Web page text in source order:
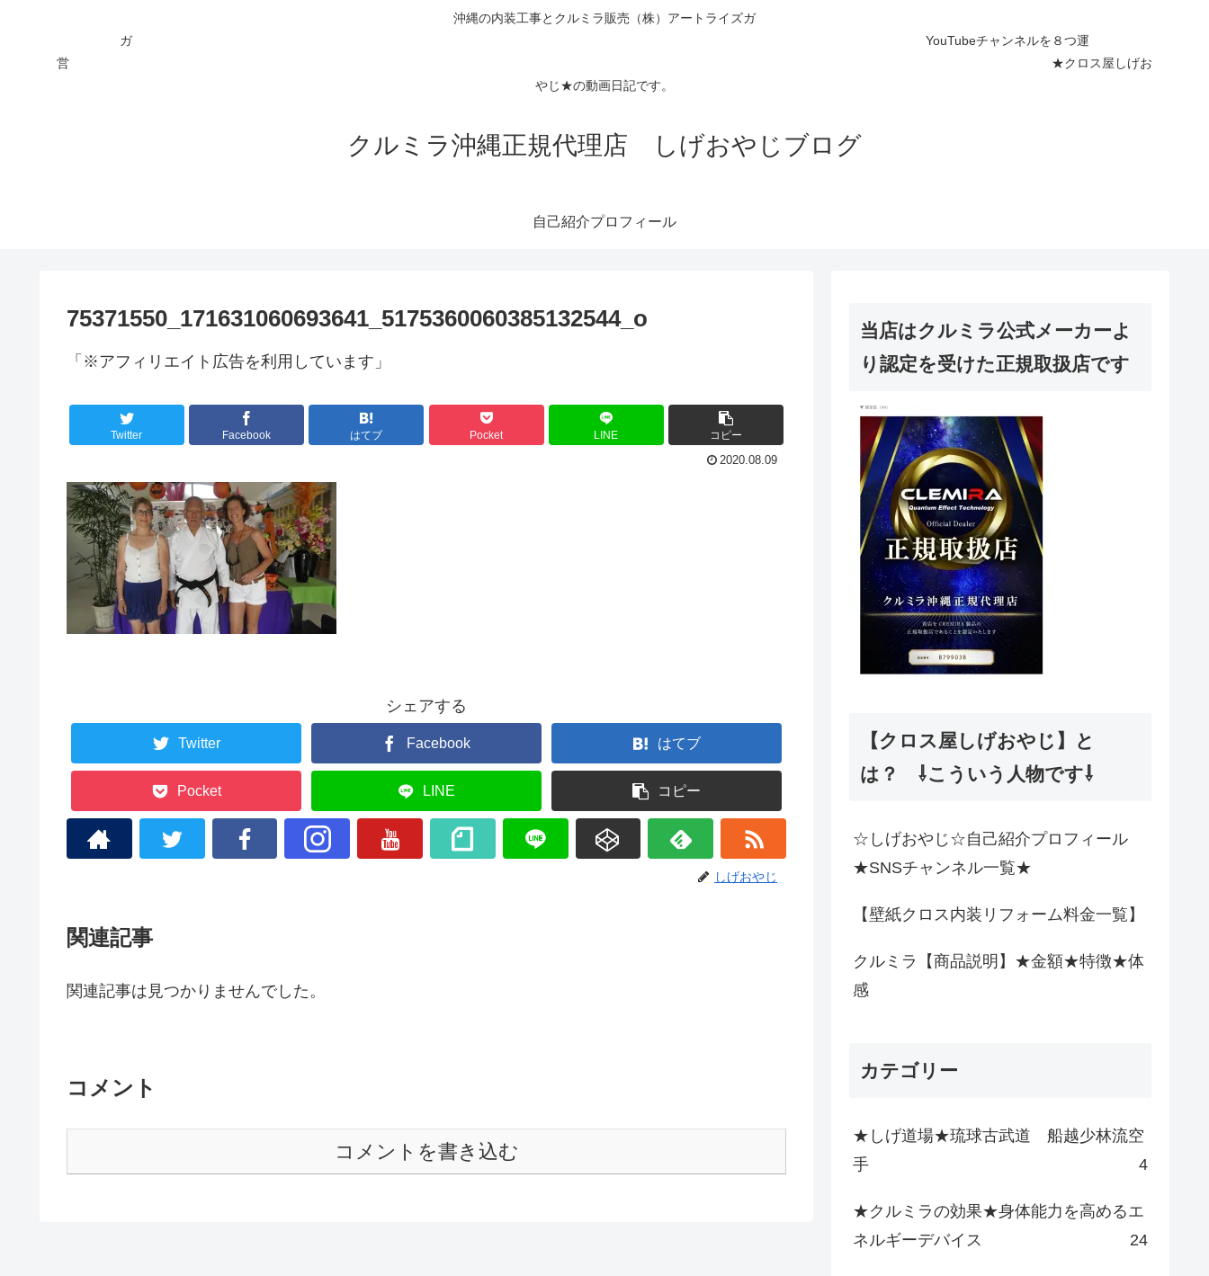
沖縄の内装工事とクルミラ販売（株）アートライズガ
ガ YouTubeチャンネルを８つ運
営 ★クロス屋しげお
やじ★の動画日記です。
クルミラ沖縄正規代理店 しげおやじブログ
自己紹介プロフィール
75371550_171631060693641_5175360060385132544_o
「※アフィリエイト広告を利用しています」
Twitter Facebook はてブ Pocket LINE コピー
2020.08.09
シェアする
Twitter Facebook はてブ
Pocket LINE コピー
しげおやじ
関連記事
関連記事は見つかりませんでした。
コメント
コメントを書き込む
当店はクルミラ公式メーカーよ
り認定を受けた正規取扱店です
【クロス屋しげおやじ】と
は？ ⇩こういう人物です⇩
☆しげおやじ☆自己紹介プロフィール
★SNSチャンネル一覧★
【壁紙クロス内装リフォーム料金一覧】
クルミラ【商品説明】★金額★特徴★体
感
カテゴリー
★しげ道場★琉球古武道 船越少林流空
手
4
★クルミラの効果★身体能力を高めるエ
ネルギーデバイス
24